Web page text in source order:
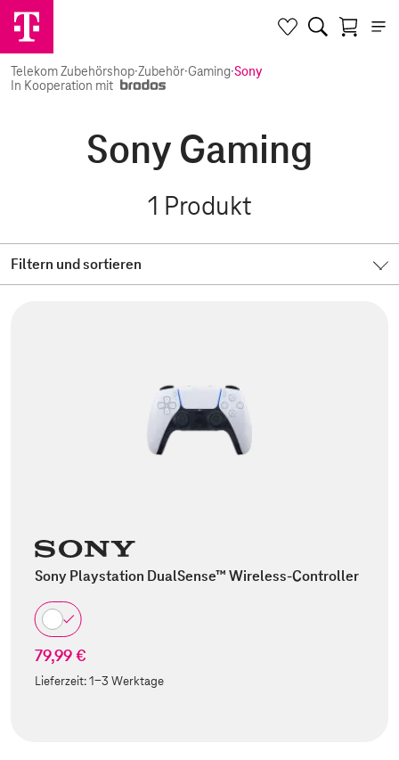
Telekom Zubehörshop·Zubehör·Gaming·Sony
In Kooperation mit
Sony Gaming
1 Produkt
Filtern und sortieren
Sony Playstation DualSense™ Wireless-Controller
79,99 €
Lieferzeit:1-3 Werktage